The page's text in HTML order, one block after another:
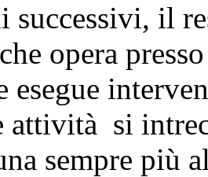
successivi, il
opera
esegue
attività si
sempre più